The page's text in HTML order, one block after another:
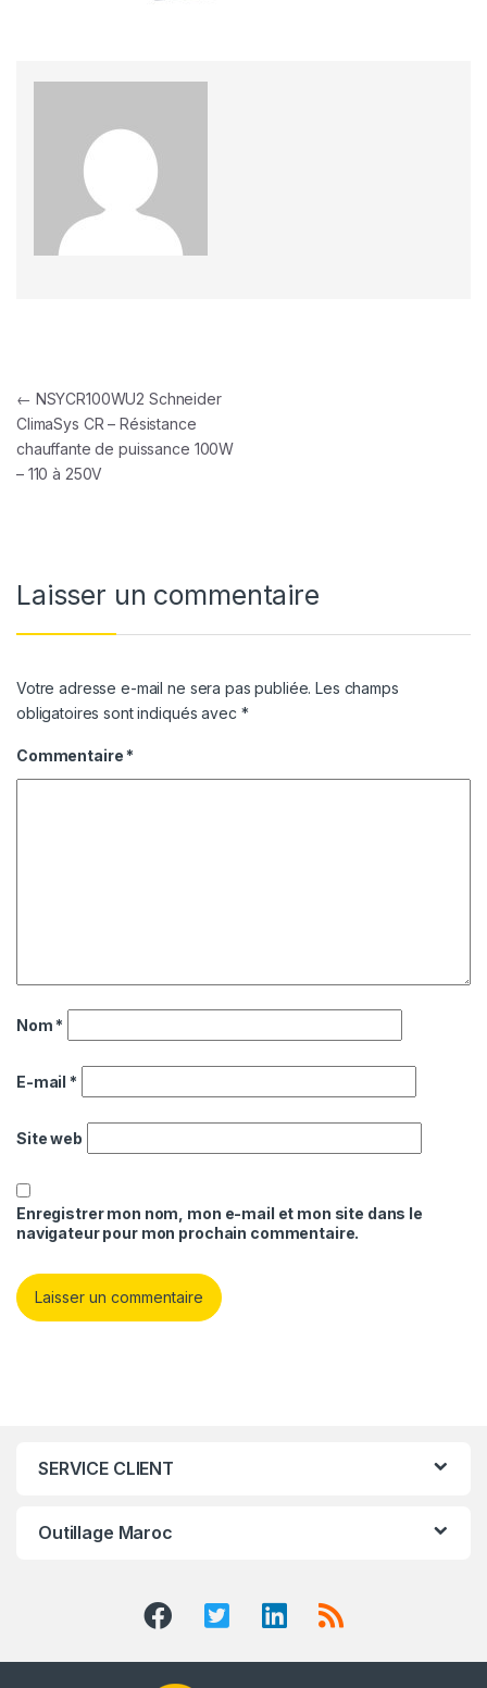
Navigation de l’article
← NSYCR100WU2 Schneider
ClimaSys CR – Résistance
chauffante de puissance 100W
– 110 à 250V
Laisser un commentaire
Votre adresse e-mail ne sera pas publiée. Les champs
obligatoires sont indiqués avec *
Commentaire *
Nom *
E-mail *
Site web
Enregistrer mon nom, mon e-mail et mon site dans le
navigateur pour mon prochain commentaire.
SERVICE CLIENT
Outillage Maroc